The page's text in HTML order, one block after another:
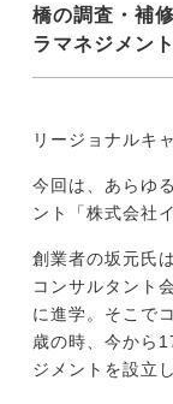
高知の特色
地域情報ブログ
今
中
橋の調査・補
ラマネジメン
リージョナルキ
今回は、あらゆ
ント「株式会社
創業者の坂元氏
コンサルタント
に進学。そこで
歳の時、今から
ジメントを設立